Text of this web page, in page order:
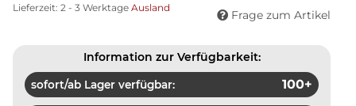
Lieferzeit: 2 - 3 Werktage Ausland
Frage zum Artikel
Information zur Verfügbarkeit:
sofort/ab Lager verfügbar: 100+